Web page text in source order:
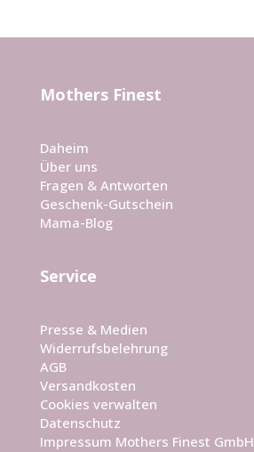
Mothers Finest
Daheim
Über uns
Fragen & Antworten
Geschenk-Gutschein
Mama-Blog
Service
Presse & Medien
Widerrufsbelehrung
AGB
Versandkosten
Cookies verwalten
Datenschutz
Impressum Mothers Finest GmbH